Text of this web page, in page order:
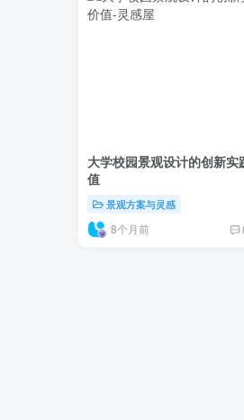
大学校园景观设计的创新实
值
景观方案与灵感
8个月前